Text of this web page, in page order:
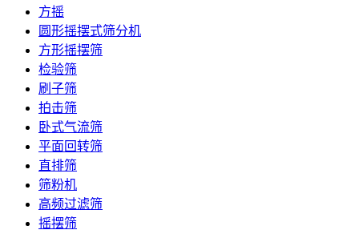
方摇
圆形摇摆式筛分机
方形摇摆筛
检验筛
刷子筛
拍击筛
卧式气流筛
平面回转筛
直排筛
筛粉机
高频过滤筛
摇摆筛